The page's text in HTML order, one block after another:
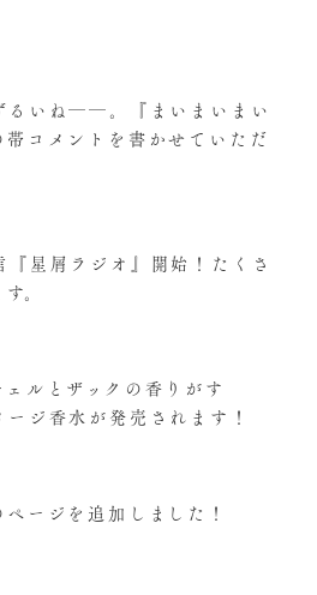
いね――。『まいまいまい
コメントを書かせていただ
星屑ラジオ』開始！たくさ
。
ルとザックの香りがす
ジ香水が発売されます！
ージを追加しました！